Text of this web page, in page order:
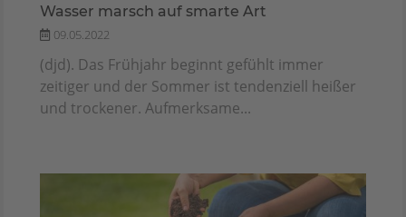
Wasser marsch auf smarte Art
09.05.2022
(djd). Das Frühjahr beginnt gefühlt immer
zeitiger und der Sommer ist tendenziell heißer
und trockener. Aufmerksame...